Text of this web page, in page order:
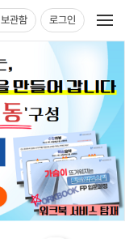
보관함 로그인